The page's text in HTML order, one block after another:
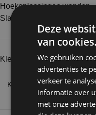
Hoekoplossingen wanden
Slatwallwanden
Kleur
Deze
van cookies.
We gebruiken
advertenties te
verkeer te
informatie over
met onze